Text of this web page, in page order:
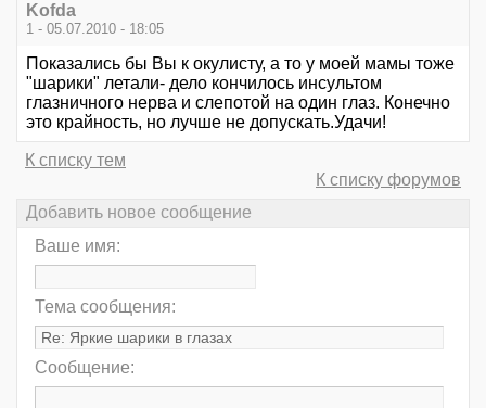
Kofda
1 - 05.07.2010 - 18:05
Показались бы Вы к окулисту, а то у моей мамы тоже
"шарики" летали- дело кончилось инсультом
глазничного нерва и слепотой на один глаз. Конечно
это крайность, но лучше не допускать.Удачи!
К списку тем
К списку форумов
Добавить новое сообщение
Ваше имя:
Тема сообщения:
Сообщение: